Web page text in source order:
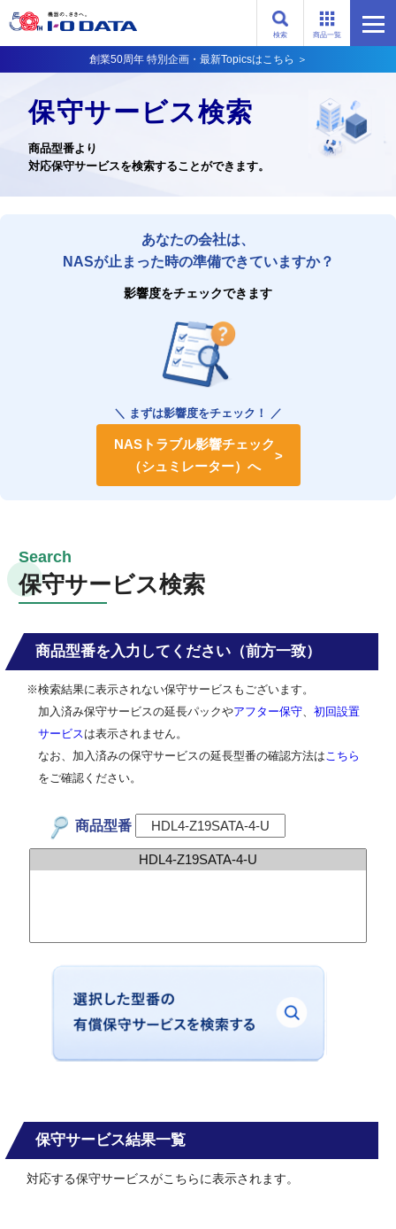
商品一覧
検索
創業50周年 特別企画・最新Topicsはこちら ＞
保守サービス検索
商品型番より
対応保守サービスを検索することができます。
あなたの会社は、
NASが止まった時の準備できていますか？
影響度をチェックできます
＼ まずは影響度をチェック！ ／
NASトラブル影響チェック
（シュミレーター）へ
保守サービス検索
商品型番を入力してください（前方一致）
※検索結果に表示されない保守サービスもございます。
加入済み保守サービスの延長パックやアフター保守
初回設置
サービス は表示されません。
なお、加入済みの保守サービスの延長型番の確認方法は こちら
をご確認ください。
商品型番
保守サービス結果一覧
対応する保守サービスがこちらに表示されます。